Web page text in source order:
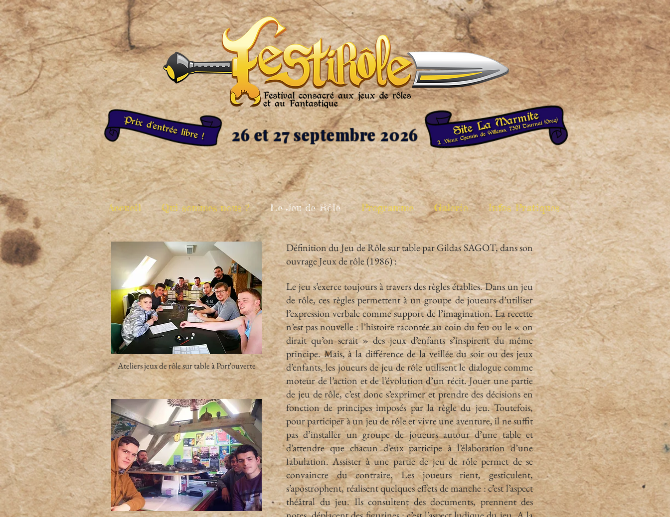
26 et 27 septembre 2026
Accueil Qui sommes-nous ? Le Jeu de Rôle Programme Galerie Infos Pratiques
Ateliers jeux de rôle sur table à Port'ouverte
Définition du Jeu de Rôle sur table par Gildas SAGOT, dans son
ouvrage Jeux de rôle (1986) :
Le jeu s’exerce toujours à travers des règles établies. Dans un jeu
de rôle, ces règles permettent à un groupe de joueurs d’utiliser
l’expression verbale comme support de l’imagination. La recette
n’est pas nouvelle : l’histoire racontée au coin du feu ou le « on
dirait qu’on serait » des jeux d’enfants s’inspirent du même
principe. Mais, à la différence de la veillée du soir ou des jeux
d’enfants, les joueurs de jeu de rôle utilisent le dialogue comme
moteur de l’action et de l’évolution d’un récit. Jouer une partie
de jeu de rôle, c’est donc s’exprimer et prendre des décisions en
fonction de principes imposés par la règle du jeu. Toutefois,
pour participer à un jeu de rôle et vivre une aventure, il ne suffit
pas d’installer un groupe de joueurs autour d’une table et
d’attendre que chacun d’eux participe à l’élaboration d’une
fabulation. Assister à une partie de jeu de rôle permet de se
convaincre du contraire. Les joueurs rient, gesticulent,
s’apostrophent, réalisent quelques effets de manche : c’est l’aspect
théâtral du jeu. Ils consultent des documents, prennent des